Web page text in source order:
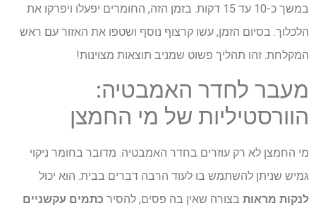
במשך כ-10 עד 15 דקות. בזמן הזה, החומרים יפעלו ויפרקו את
הלכלוך. בסיום הזמן, עשו קרצוף נוסף ושטפו את האזור עם ראש
המקלחת. זהו תהליך פשוט שמניב תוצאות מצוינות!
מעבר לחדר האמבטיה:
הוורסטיליות של מי החמצן
מי החמצן לא רק עוזרים בחדר האמבטיה. מדובר בחומר ניקוי
גמיש שניתן להשתמש בו לעוד הרבה דברים בבית. הוא יכול
לנקות מראות בצורה שאין בה פסים, להסיר כתמים עקשניים